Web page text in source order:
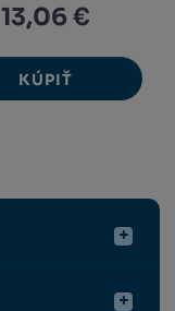
13,06 €
KÚPIŤ